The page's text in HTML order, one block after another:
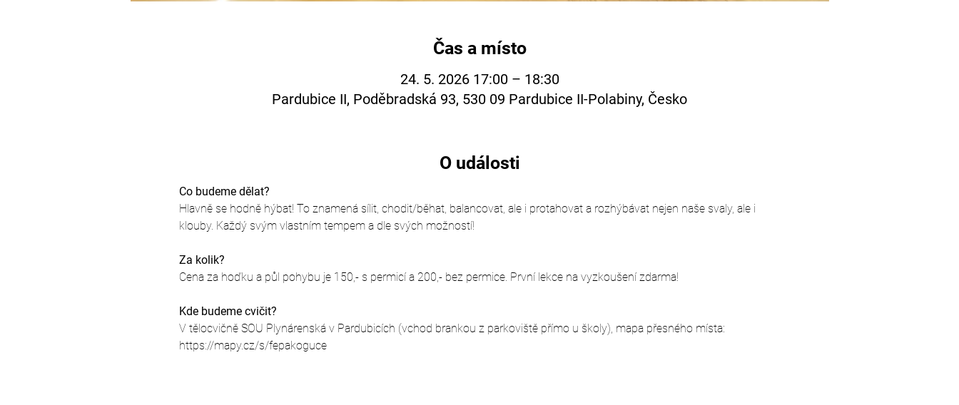
Čas a místo
24. 5. 2026 17:00 – 18:30
Pardubice II, Poděbradská 93, 530 09 Pardubice II-Polabiny, Česko
O události
Co budeme dělat?
Hlavně se hodně hýbat! To znamená sílit, chodit/běhat, balancovat, ale i protahovat a rozhýbávat nejen naše svaly, ale i
klouby. Každý svým vlastním tempem a dle svých možností!
Za kolik?
Cena za hoďku a půl pohybu je 150,- s permicí a 200,- bez permice. První lekce na vyzkoušení zdarma!
Kde budeme cvičit?
V tělocvičně SOU Plynárenská v Pardubicích (vchod brankou z parkoviště přímo u školy), mapa přesného místa:
https://mapy.cz/s/fepakoguce